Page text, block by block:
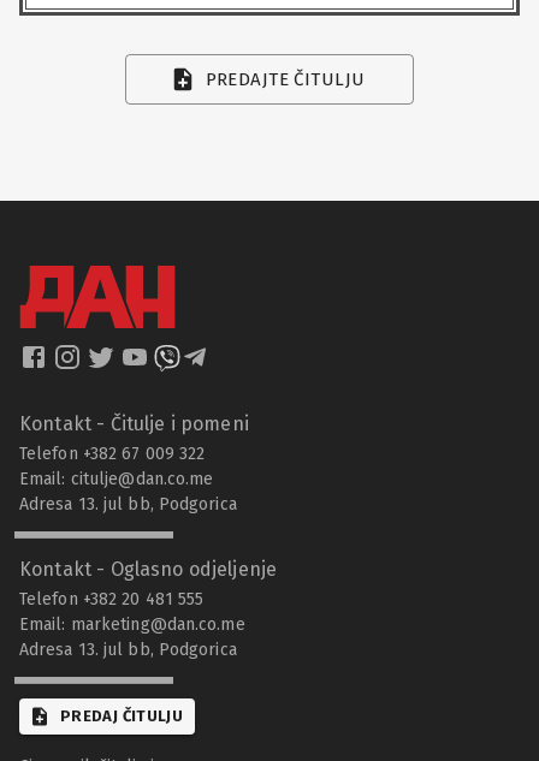
PREDAJTE ČITULJU
Kontakt - Čitulje i pomeni
Telefon +382 67 009 322
Email: citulje@dan.co.me
Adresa 13. jul bb, Podgorica
Kontakt - Oglasno odjeljenje
Telefon +382 20 481 555
Email: marketing@dan.co.me
Adresa 13. jul bb, Podgorica
PREDAJ ČITULJU